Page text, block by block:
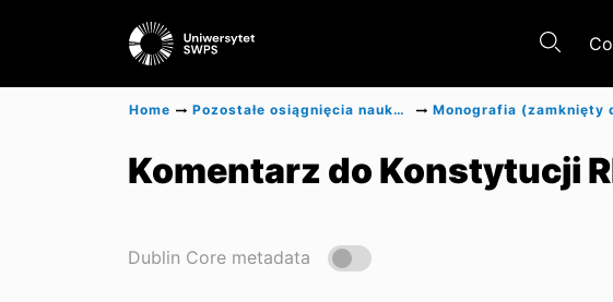
Home Pozostałe osiągnięcia naukowe
Komentarz do Konstytucji
Dublin Core metadata